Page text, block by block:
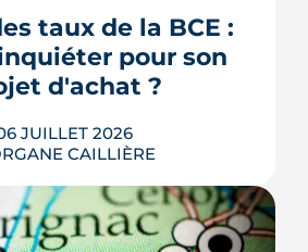
les cartes de la Métropole
centre minéral d'un
Densité du b...
L'ARTICLE
taux de la BCE :
pour son
d'achat ?
JUILLET 2026
CAILLIÈRE